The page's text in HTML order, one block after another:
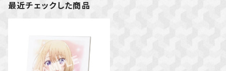
最近チェックした商品